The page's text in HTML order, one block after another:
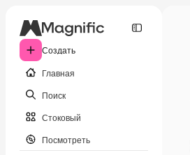
Создать
Главная
Поиск
Стоковый
Посмотреть